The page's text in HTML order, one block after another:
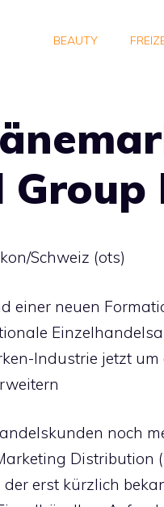
BEAUTY
Group
Schweiz (ots)
einer neuen
Industrie jetzt
noch
Distribution
erst kürzlich